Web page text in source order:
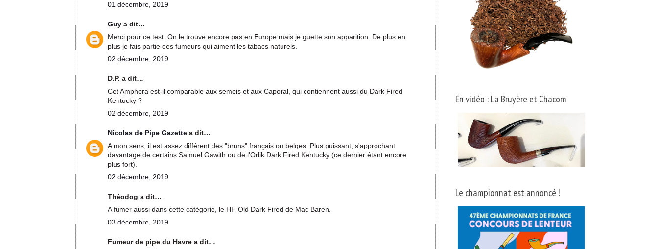
01 décembre, 2019
Guya dit…
Merci pour ce test. On le trouve encore pas en Europe mais je guette son apparition. De plus en
plus je fais partie des fumeurs qui aiment les tabacs naturels.
02 décembre, 2019
D.P. a dit…
Cet Amphora est-il comparable aux semois et aux Caporal, qui contiennent aussi du Dark Fired
Kentucky ?
02 décembre, 2019
Nicolas de Pipe Gazettea dit…
A mon sens, il est assez différent des "bruns" français ou belges. Plus puissant, s'approchant
davantage de certains Samuel Gawith ou de l'Orlik Dark Fired Kentucky (ce dernier étant encore
plus fort).
02 décembre, 2019
Théodog a dit…
A fumer aussi dans cette catégorie, le HH Old Dark Fired de Mac Baren.
03 décembre, 2019
Fumeur de pipe du Havre a dit…
En vidéo : La Bruyère et Chacom
Le championnat est annoncé !